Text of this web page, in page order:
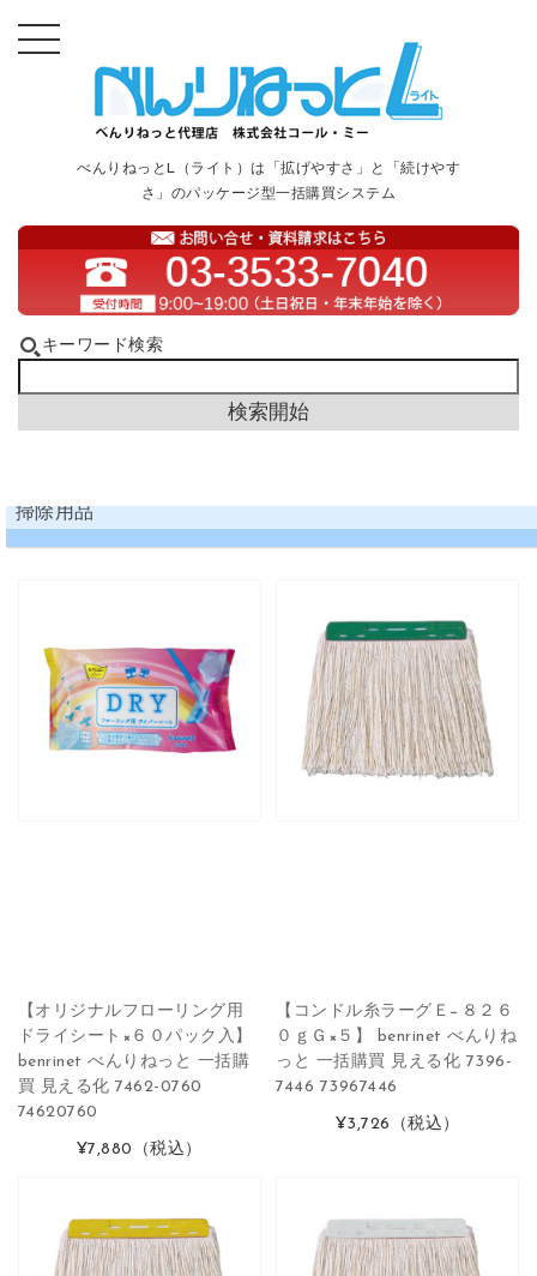
べんりねっとL（ライト）は「拡げやすさ」と「続けやす
さ」のパッケージ型一括購買システム
キーワード検索
掃除用品
【オリジナルフローリング用
ドライシート×６０パック入】
benrinet べんりねっと 一括購
買 見える化 7462-0760
74620760
¥7,880 （税込）
【コンドル糸ラーグＥ−８２６
０ｇＧ×５】 benrinet べんりね
っと 一括購買 見える化 7396-
7446 73967446
¥3,726 （税込）